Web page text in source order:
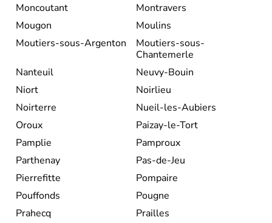
Moncoutant
Montravers
Mougon
Moulins
Moutiers-sous-Argenton
Moutiers-sous-
Chantemerle
Nanteuil
Neuvy-Bouin
Niort
Noirlieu
Noirterre
Nueil-les-Aubiers
Oroux
Paizay-le-Tort
Pamplie
Pamproux
Parthenay
Pas-de-Jeu
Pierrefitte
Pompaire
Pouffonds
Pougne
Prahecq
Prailles